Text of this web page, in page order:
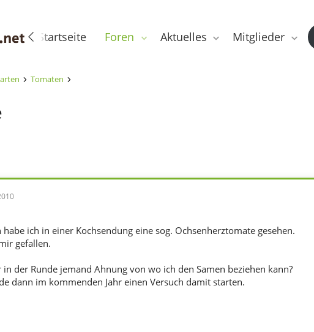
Startseite Foren Aktuelles Mitglieder
Tomaten
habe ich in einer Kochsendung eine sog. Ochsenherztomate gesehen.
gefallen.
in der Runde jemand Ahnung von wo ich den Samen beziehen kann?
dann im kommenden Jahr einen Versuch damit starten.